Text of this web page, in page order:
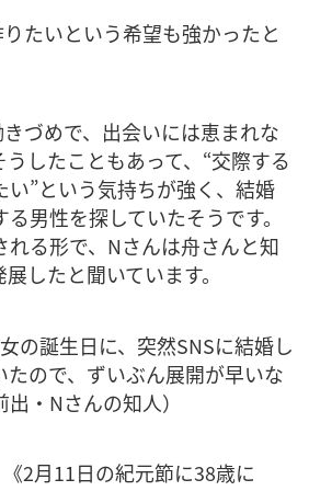
たいという希望も強かったと
きづめで、出会いには恵まれな
したこともあって、“交際する
い”という気持ちが強く、結婚
男性を探していたそうです。
れる形で、Nさんは舟さんと知
したと聞いています。
の誕生日に、突然SNSに結婚し
たので、ずいぶん展開が早いな
・Nさんの知人）
2月11日の紀元節に38歳に